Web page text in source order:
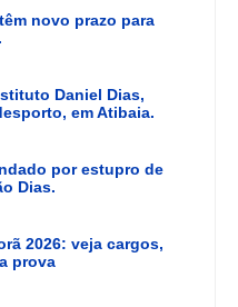
novo prazo para
Daniel Dias,
em Atibaia.
por estupro de
Dias.
2026: veja cargos,
prova